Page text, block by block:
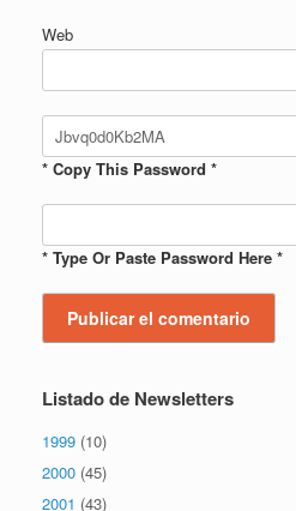
Web
* Copy This Password *
* Type Or Paste Password Here *
Listado de Newsletters
1999 (10)
2000 (45)
2001 (43)